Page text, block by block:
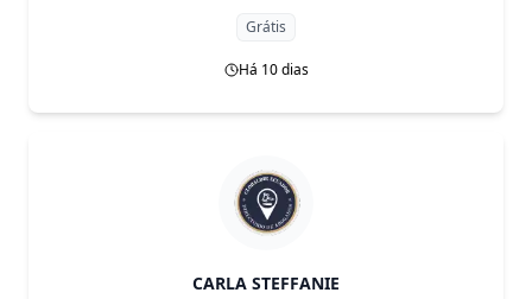
Grátis
Há 10 dias
CARLA STEFFANIE